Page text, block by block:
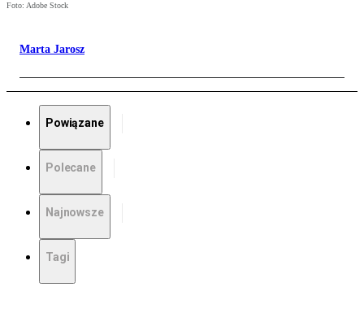
Foto: Adobe Stock
Marta Jarosz
Powiązane
Polecane
Najnowsze
Tagi